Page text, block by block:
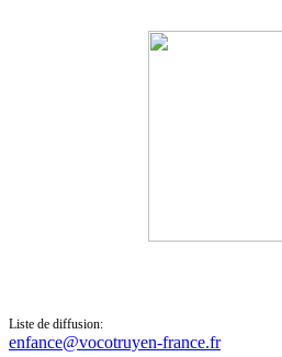
Liste de diffusion:
enfance@vocotruyen-france.fr